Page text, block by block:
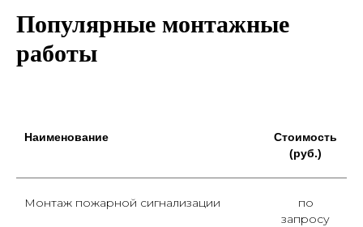
Популярные монтажные
работы
Наименование
Стоимость
(руб.)
Монтаж пожарной сигнализации
по
запросу